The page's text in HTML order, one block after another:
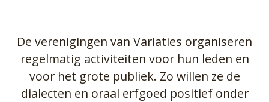
De verenigingen van Variaties organiseren
regelmatig activiteiten voor hun leden en
voor het grote publiek. Zo willen ze de
dialecten en oraal erfgoed positief onder